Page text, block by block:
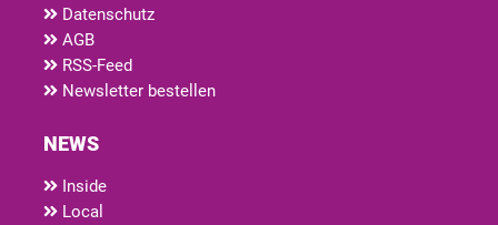
Datenschutz
AGB
RSS-Feed
Newsletter bestellen
NEWS
Inside
Local